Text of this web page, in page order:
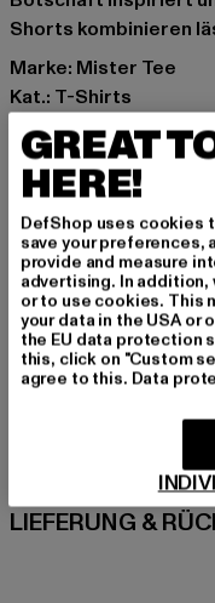
Shorts kombinieren
Marke: Mister Tee
Kat.: T-Shirts
Farbe: schwarz
Hersteller Farbe:
Art.Nr: MTK356-
Hersteller: TB
Dr.-Robert-Murjahn-
DE
GRÖSSE &
PFLEGEHINWEISE
LIEFERUNG &
GREAT
HERE!
DefShop uses cookies
save your preferences,
provide and measure
advertising. In
or to use cookies. This
your data in the USA or
the EU data protection
this, click on "Custom
agree to this. Data